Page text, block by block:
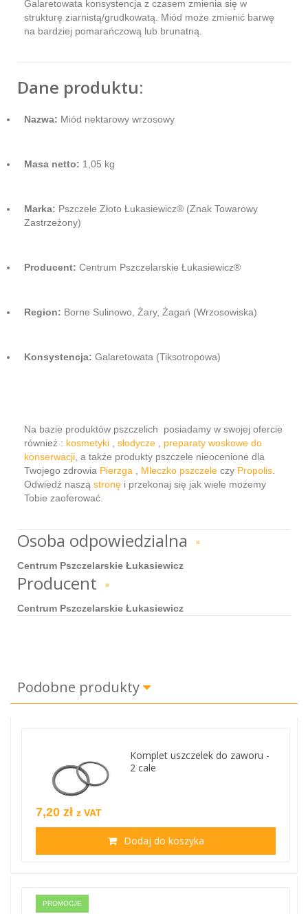
Galaretowata konsystencja z czasem zmienia się w
strukturę ziarnistą/grudkowatą. Miód może zmienić barwę
na bardziej pomarańczową lub brunatną.
Dane produktu:
Nazwa: Miód nektarowy wrzosowy
Masa netto: 1,05 kg
Marka: Pszczele Złoto Łukasiewicz® (Znak Towarowy
Zastrzeżony)
Producent: Centrum Pszczelarskie Łukasiewicz®
Region: Borne Sulinowo, Żary, Żagań (Wrzosowiska)
Konsystencja: Galaretowata (Tiksotropowa)
Na bazie produktów pszczelich posiadamy w swojej ofercie
również : kosmetyki słodycze
preparaty woskowe do
konserwacji , a także produkty pszczele nieocenione dla
Twojego zdrowia Pierzga Mleczko pszczele czy Propolis
Odwiedź naszą stronę i przekonaj się jak wiele możemy
Tobie zaoferować.
Osoba odpowiedzialna »
Centrum Pszczelarskie Łukasiewicz
Producent »
Centrum Pszczelarskie Łukasiewicz
Podobne produkty
Komplet uszczelek do zaworu -
2 cale
7,20 zł z VAT
Dodaj do koszyka
PROMOCJE